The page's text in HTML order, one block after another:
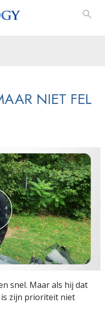
NIET FEL
snel. Maar als hij dat
zijn prioriteit niet